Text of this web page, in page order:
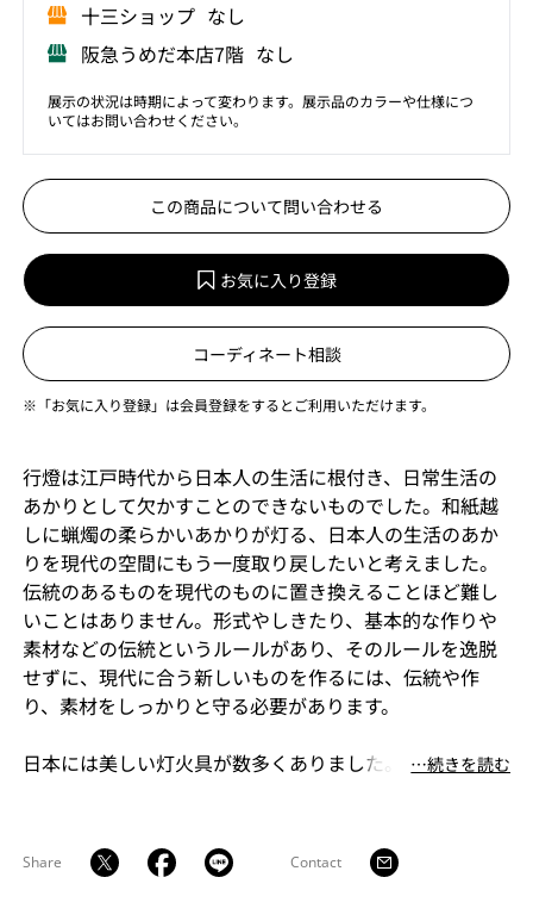
⼗三ショップ なし
阪急うめだ本店7階 なし
展示の状況は時期によって変わります。展示品のカラーや仕様につ
いてはお問い合わせください。
この商品について問い合わせる
お気に入り登録
コーディネート相談
※「お気に入り登録」は会員登録をするとご利用いただけます。
行燈は江戸時代から日本人の生活に根付き、日常生活の
あかりとして欠かすことのできないものでした。和紙越
しに蝋燭の柔らかいあかりが灯る、日本人の生活のあか
りを現代の空間にもう一度取り戻したいと考えました。
伝統のあるものを現代のものに置き換えることほど難し
いことはありません。形式やしきたり、基本的な作りや
素材などの伝統というルールがあり、そのルールを逸脱
せずに、現代に合う新しいものを作るには、伝統や作
り、素材をしっかりと守る必要があります。
日本には美しい灯火具が数多くありました。中には驚く
andonを作りました。あかりを灯すものとしてだけでな
く、影を作り、気配を作る生活の道具に美意識を注いだ
⋯続きを読む
Share Contact